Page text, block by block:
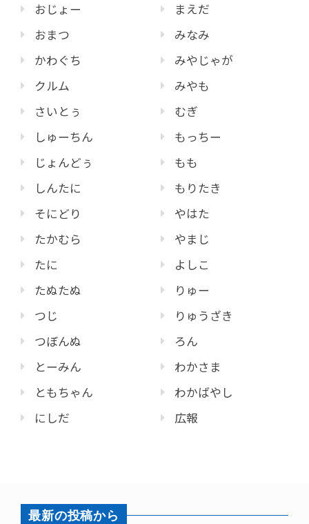
おじょー
おまつ
かわぐち
クルム
さいとぅ
しゅーちん
じょんどぅ
しんたに
そにどり
たかむら
たに
たぬたぬ
つじ
つぼんぬ
とーみん
ともちゃん
にしだ
まえだ
みなみ
みやじゃが
みやも
むぎ
もっちー
もも
もりたき
やはた
やまじ
よしこ
りゅー
りゅうざき
ろん
わかさま
わかばやし
広報
最新の投稿から